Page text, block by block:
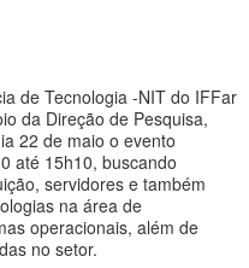
de Tecnologia -NIT do IFFar
da Direção de Pesquisa,
22 de maio o evento
até 15h10, buscando
servidores e também
na área de
operacionais, além de
no setor.